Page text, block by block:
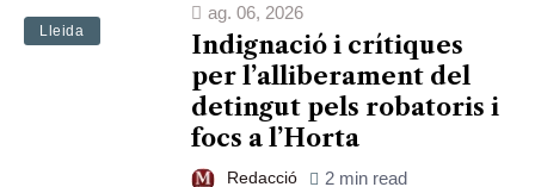
Lleida
ag. 06, 2026
Indignació i crítiques
per l’alliberament del
detingut pels robatoris i
focs a l’Horta
Redacció 2 min read